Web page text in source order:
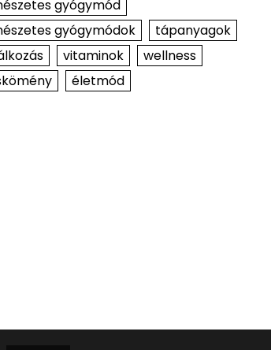
gyógymód
gyógymódok
tápanyagok
vitaminok
wellness
életmód